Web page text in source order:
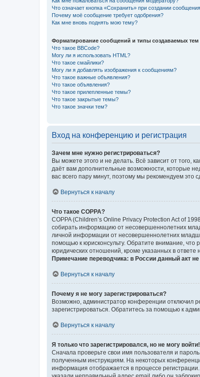
Что означает кнопка «Сохранить» при создании
Почему моё сообщение требует одобрения?
Как мне вновь поднять мою тему?
Форматирование сообщений и типы создаваемых тем
Что такое BBCode?
Могу ли я использовать HTML?
Что такое смайлики?
Могу ли я добавлять изображения к сообщениям?
Что такое важные объявления?
Что такое объявления?
Что такое прилепленные темы?
Что такое закрытые темы?
Что такое значки тем?
Вход на конференцию и регистрация
Зачем мне нужно регистрироваться?
Вы можете этого и не делать. Всё зависит от того,
даёт вам дополнительные возможности, которые
вас всего пару минут, поэтому мы рекомендуем это
Вернуться к началу
Что такое COPPA?
COPPA (Children’s Online Privacy Protection Act of
собирать информацию от несовершеннолетних
личной информации от несовершеннолетних
помощью к юрисконсульту. Обратите внимание,
юридических отношений, кроме указанных в ответе
Примечание переводчика: в России данный акт
Вернуться к началу
Почему я не могу зарегистрироваться?
Возможно, администратор конференции отключил
зарегистрироваться. Обратитесь за помощью к
Вернуться к началу
Я только что зарегистрировался, но не могу войти!
Сначала проверьте свои имя пользователя и
полученным инструкциям. На некоторых
информация отображается в процессе